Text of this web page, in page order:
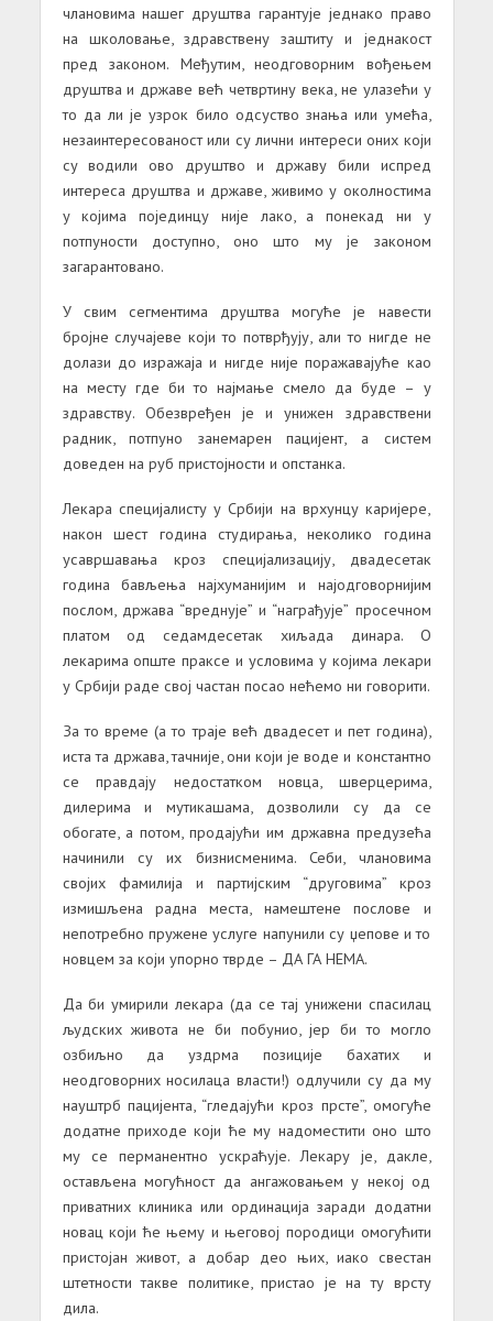
члановима нашег друштва гарантује једнако право
на школовање, здравствену заштиту и једнакост
пред законом. Међутим, неодговорним вођењем
друштва и државе већ четвртину века, не улазећи у
то да ли је узрок било одсуство знања или умећа,
незаинтересованост или су лични интереси оних који
су водили ово друштво и државу били испред
интереса друштва и државе, живимо у околностима
у којима појединцу није лако, а понекад ни у
потпуности доступно, оно што му је законом
загарантовано.
У свим сегментима друштва могуће је навести
бројне случајеве који то потврђују, али то нигде не
долази до изражаја и нигде није поражавајуће као
на месту где би то најмање смело да буде – у
здравству. Обезвређен је и унижен здравствени
радник, потпуно занемарен пацијент, а систем
доведен на руб пристојности и опстанка.
Лекарa специјалисту у Србији на врхунцу каријере,
након шест година студирања, неколико година
усавршавања кроз специјализацију, двадесетак
година бављења најхуманијим и најодговорнијим
послом, државa “вреднује” и “награђује” просечном
платом од седамдесетак хиљада динара. О
лекарима опште праксе и условима у којима лекари
у Србији раде свој частан посао нећемо ни говорити.
За то време (а то траје већ двадесет и пет година),
иста та држава, тачније, они који је воде и константно
се правдају недостатком новца, шверцерима,
дилерима и мутикашама, дозволили су да се
обогате, а потом, продајући им државна предузећа
начинили су их бизнисменима. Себи, члановима
својих фамилија и партијским “друговима” кроз
измишљена радна места, намештене послове и
непотребно пружене услуге напунили су џепове и то
новцем за који упорно тврде – ДА ГА НЕМА.
Да би умирили лекара (да се тај унижени спасилац
људских живота не би побунио, јер би то могло
озбиљно да уздрма позиције бахатих и
неодговорних носилаца власти!) одлучили су да му
науштрб пацијента, “гледајући кроз прсте”, омогуће
додатне приходе који ће му надоместити оно што
му се перманентно ускраћује. Лекару је, дакле,
остављена могућност да ангажовањем у некој од
приватних клиника или ординација заради додатни
новац који ће њему и његовој породици омогућити
пристојан живот, а добар део њих, иако свестан
штетности такве политике, пристао је на ту врсту
дила.